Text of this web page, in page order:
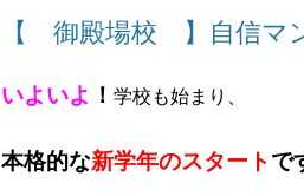
【 御殿場校 】自信マ
いよいよ ！ 学校も始まり、
本格的な新学年のスタートで